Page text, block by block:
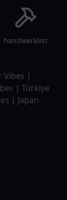
handwerklist
Vibes |
| Türkiye
| Japan